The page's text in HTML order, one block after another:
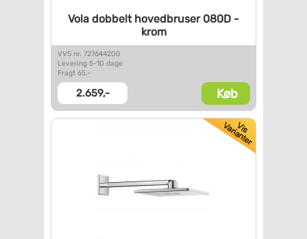
Vola dobbelt hovedbruser 080D -
krom
VVS nr. 727644200
Levering 5-10 dage
Fragt 65,-
2.659,- Køb